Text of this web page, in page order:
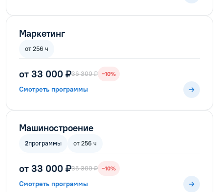
Маркетинг
от 256 ч
от 33 000 ₽36 300 ₽ −10%
Смотреть программы
Машиностроение
2программы от 256 ч
от 33 000 ₽36 300 ₽ −10%
Смотреть программы